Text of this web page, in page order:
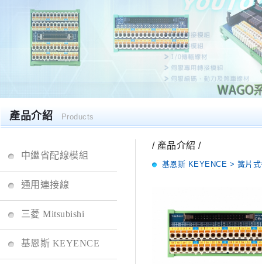
產品介紹 Products
中繼省配線模組
通用連接線
三菱 Mitsubishi
基恩斯 KEYENCE
/ 產品介紹 /
基恩斯 KEYENCE > 簧片